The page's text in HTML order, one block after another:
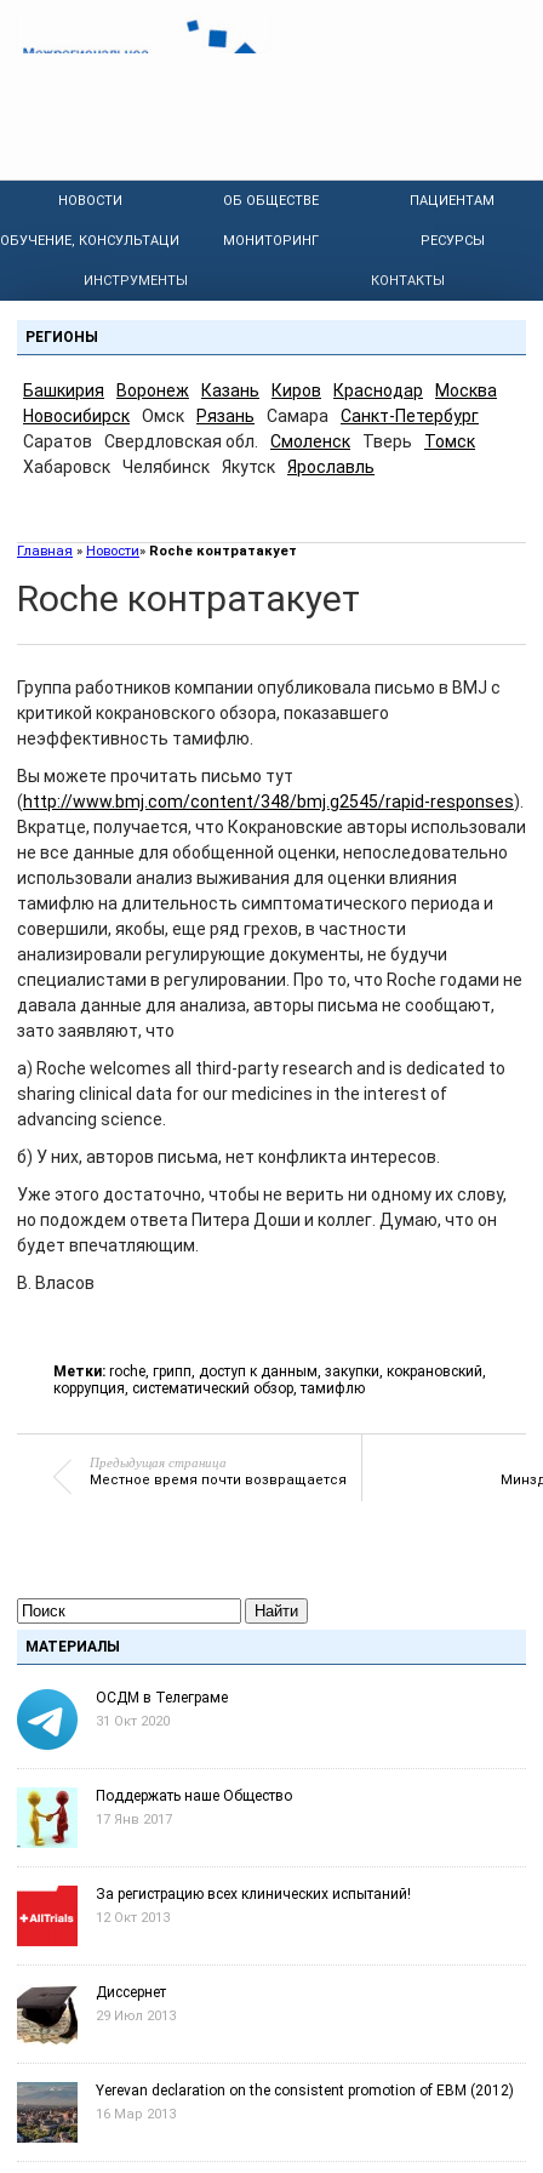
НОВОСТИ ОБ ОБЩЕСТВЕ ПАЦИЕНТАМ
ОБУЧЕНИЕ, КОНСУЛЬТАЦИИ МОНИТОРИНГ РЕСУРСЫ
ИНСТРУМЕНТЫ КОНТАКТЫ
РЕГИОНЫ
Башкирия Воронеж Казань Киров Краснодар
Москва
Новосибирск
Омск Рязань Самара
Санкт-Петербург
Саратов
Свердловская обл. Смоленск Тверь
Томск
Хабаровск
Челябинск Якутск Ярославль
Главная » Новости» Roche контратакует
Roche контратакует
Группа работников компании опубликовала письмо в BMJ с
критикой кокрановского обзора, показавшего
неэффективность тамифлю.
Вы можете прочитать письмо тут
(http://www.bmj.com/content/348/bmj.g2545/rapid-responses).
Вкратце, получается, что Кокрановские авторы использовали
не все данные для обобщенной оценки, непоследовательно
использовали анализ выживания для оценки влияния
тамифлю на длительность симптоматического периода и
совершили, якобы, еще ряд грехов, в частности
анализировали регулирующие документы, не будучи
специалистами в регулировании. Про то, что Roche годами не
давала данные для анализа, авторы письма не сообщают,
зато заявляют, что
а) Roche welcomes all third-party research and is dedicated to
sharing clinical data for our medicines in the interest of
advancing science.
б) У них, авторов письма, нет конфликта интересов.
Уже этого достаточно, чтобы не верить ни одному их слову,
но подождем ответа Питера Доши и коллег. Думаю, что он
будет впечатляющим.
В. Власов
Метки: roche, грипп, доступ к данным, закупки, кокрановский,
коррупция, систематический обзор,тамифлю
Предыдущая страница
Местное время почти возвращается
Найти
МАТЕРИАЛЫ
ОСДМ в Телеграме
31 Окт 2020
Поддержать наше Общество
17 Янв 2017
За регистрацию всех клинических испытаний!
12 Окт 2013
Диссернет
29 Июл 2013
Yerevan declaration on the consistent promotion of EBM (2012)
16 Мар 2013